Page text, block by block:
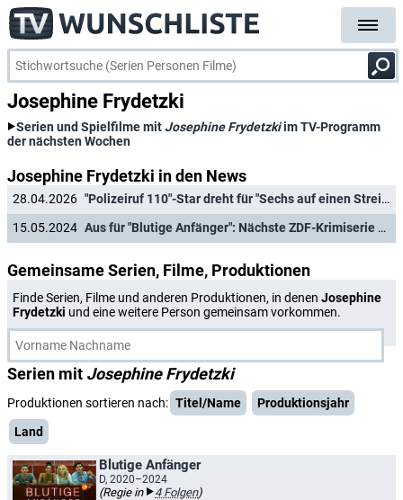
Josephine Frydetzki
Serien und Spielfilme mit Josephine Frydetzkiim TV-Programm
der nächsten Wochen
Josephine Frydetzki in den News
28.04.2026
"Polizeiruf 110"-Star dreht für "Sechs auf einen Streich"-Reihe der ARD
15.05.2024
Aus für "Blutige Anfänger": Nächste ZDF-Krimiserie wird beendet
Gemeinsame Serien, Filme, Produktionen
Finde Serien, Filme und anderen Produktionen, in denen Josephine
Frydetzki und eine weitere Person gemeinsam vorkommen.
Serien mit Josephine Frydetzki
Produktionen sortieren nach: Titel/Name
Produktionsjahr
Land
Blutige Anfänger
D, 2020–2024
(Regie in 4 Folgen)